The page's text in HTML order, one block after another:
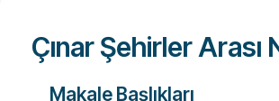
Çınar Şehirler Arası
Makale Başlıkları